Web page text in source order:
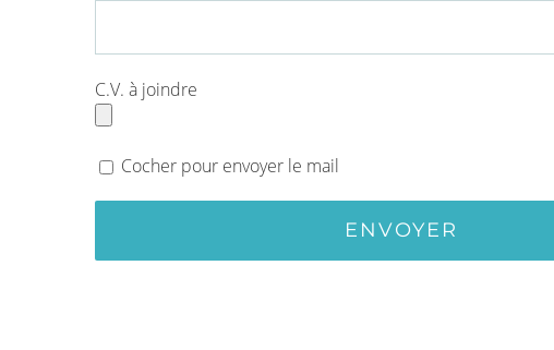
C.V. à joindre
Cocher pour envoyer le mail